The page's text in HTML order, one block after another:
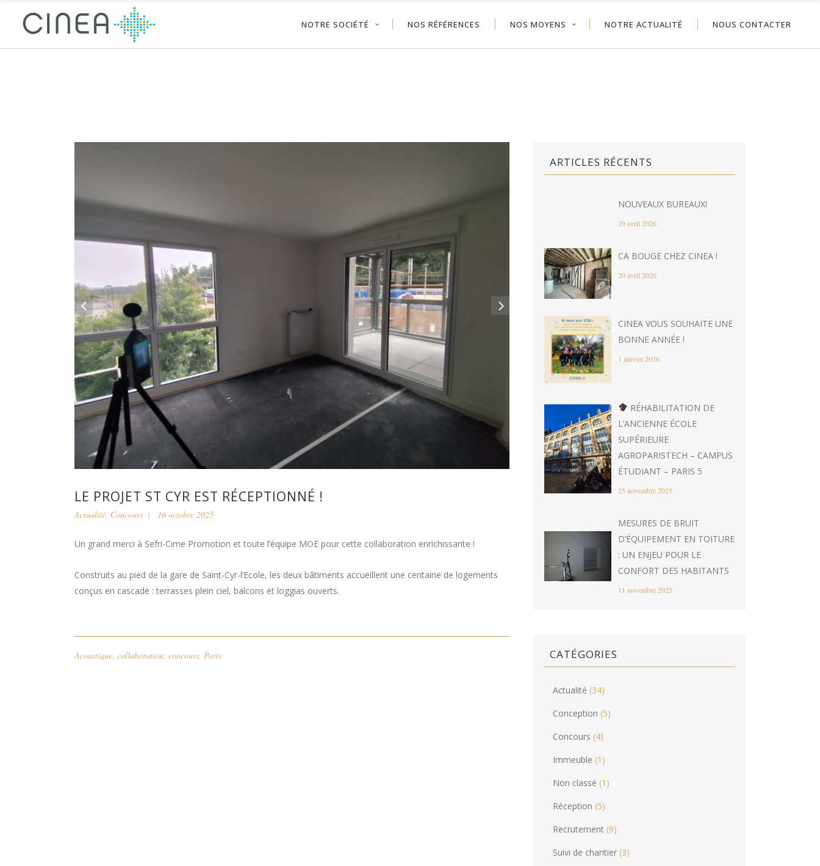
NOTRE SOCIÉTÉ NOS RÉFÉRENCES NOS MOYENS NOTRE ACTUALITÉ NOUS CONTACTER
LE PROJET ST CYR EST RÉCEPTIONNÉ !
Actualité, Concours 16 octobre 2025
Un grand merci à Sefri-Cime Promotion et toute l’équipe MOE pour cette collaboration enrichissante !
Construits au pied de la gare de Saint-Cyr-l’Ecole, les deux bâtiments accueillent une centaine de logements
conçus en cascade : terrasses plein ciel, balcons et loggias ouverts.
Acoustique, collaboration, concours, Paris
ARTICLES RÉCENTS
NOUVEAUX BUREAUX!
29 avril 2026
CA BOUGE CHEZ CINEA !
20 avril 2026
CINEA VOUS SOUHAITE UNE
BONNE ANNÉE !
1 janvier 2026
RÉHABILITATION DE
L’ANCIENNE ÉCOLE
SUPÉRIEURE
AGROPARISTECH – CAMPUS
ÉTUDIANT – PARIS 5
25 novembre 2025
MESURES DE BRUIT
D’ÉQUIPEMENT EN TOITURE
: UN ENJEU POUR LE
CONFORT DES HABITANTS
11 novembre 2025
CATÉGORIES
Actualité (34)
Conception (5)
Concours (4)
Immeuble (1)
Non classé (1)
Réception (5)
Recrutement (9)
Suivi de chantier (3)